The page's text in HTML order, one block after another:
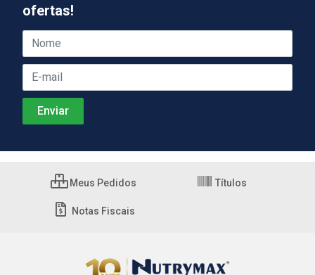
ofertas!
Meus Pedidos Títulos
Notas Fiscais